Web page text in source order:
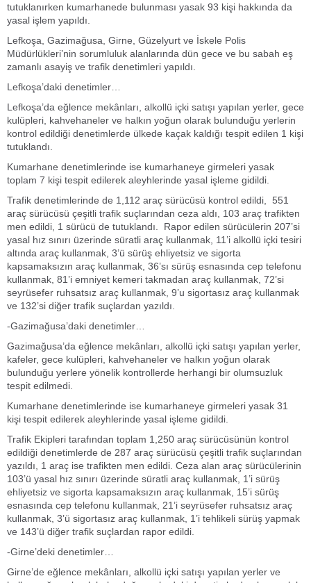
tutuklanırken kumarhanede bulunması yasak 93 kişi hakkında da
yasal işlem yapıldı.
Lefkoşa, Gazimağusa, Girne, Güzelyurt ve İskele Polis
Müdürlükleri’nin sorumluluk alanlarında dün gece ve bu sabah eş
zamanlı asayiş ve trafik denetimleri yapıldı.
Lefkoşa’daki denetimler…
Lefkoşa’da eğlence mekânları, alkollü içki satışı yapılan yerler, gece
kulüpleri, kahvehaneler ve halkın yoğun olarak bulunduğu yerlerin
kontrol edildiği denetimlerde ülkede kaçak kaldığı tespit edilen 1 kişi
tutuklandı.
Kumarhane denetimlerinde ise kumarhaneye girmeleri yasak
toplam 7 kişi tespit edilerek aleyhlerinde yasal işleme gidildi.
Trafik denetimlerinde de 1,112 araç sürücüsü kontrol edildi, 551
araç sürücüsü çeşitli trafik suçlarından ceza aldı, 103 araç trafikten
men edildi, 1 sürücü de tutuklandı. Rapor edilen sürücülerin 207’si
yasal hız sınırı üzerinde süratli araç kullanmak, 11’i alkollü içki tesiri
altında araç kullanmak, 3’ü sürüş ehliyetsiz ve sigorta
kapsamaksızın araç kullanmak, 36’sı sürüş esnasında cep telefonu
kullanmak, 81’i emniyet kemeri takmadan araç kullanmak, 72’si
seyrüsefer ruhsatsız araç kullanmak, 9’u sigortasız araç kullanmak
ve 132’si diğer trafik suçlardan yazıldı.
-Gazimağusa’daki denetimler…
Gazimağusa’da eğlence mekânları, alkollü içki satışı yapılan yerler,
kafeler, gece kulüpleri, kahvehaneler ve halkın yoğun olarak
bulunduğu yerlere yönelik kontrollerde herhangi bir olumsuzluk
tespit edilmedi.
Kumarhane denetimlerinde ise kumarhaneye girmeleri yasak 31
kişi tespit edilerek aleyhlerinde yasal işleme gidildi.
Trafik Ekipleri tarafından toplam 1,250 araç sürücüsünün kontrol
edildiği denetimlerde de 287 araç sürücüsü çeşitli trafik suçlarından
yazıldı, 1 araç ise trafikten men edildi. Ceza alan araç sürücülerinin
103’ü yasal hız sınırı üzerinde süratli araç kullanmak, 1’i sürüş
ehliyetsiz ve sigorta kapsamaksızın araç kullanmak, 15’i sürüş
esnasında cep telefonu kullanmak, 21’i seyrüsefer ruhsatsız araç
kullanmak, 3’ü sigortasız araç kullanmak, 1’i tehlikeli sürüş yapmak
ve 143’ü diğer trafik suçlardan rapor edildi.
-Girne’deki denetimler…
Girne’de eğlence mekânları, alkollü içki satışı yapılan yerler ve